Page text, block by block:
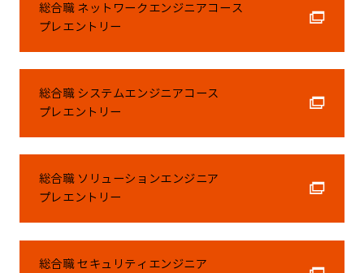
総合職 ネットワークエンジニアコース
プレエントリー
総合職 システムエンジニアコース
プレエントリー
総合職 ソリューションエンジニア
プレエントリー
総合職 セキュリティエンジニア